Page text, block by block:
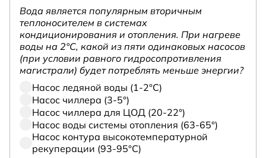
Вода является популярным вторичным
теплоносителем в системах
кондиционирования и отопления. При нагреве
воды на 2°С, какой из пяти одинаковых насосов
(при условии равного гидросопротивления
магистрали) будет потреблять меньше энергии?
Насос ледяной воды (1-2°С)
Насос чиллера (3-5°)
Насос чиллера для ЦОД (20-22°)
Насос воды системы отопления (63-65°)
Насос контура высокотемпературной
рекуперации (93-95°С)